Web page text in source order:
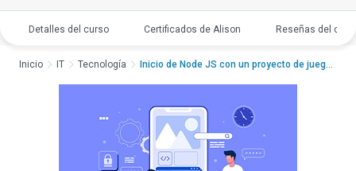
Detalles del curso Certificados de Alison Reseñas del
Inicio IT Tecnología Inicio de Node JS con un proyecto de juegoInicio de...